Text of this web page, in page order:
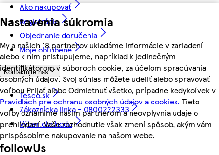
Nastavenia súkromia
My a našich 18 partnerov ukladáme informácie v zariadení
alebo k nim pristupujeme, napríklad k jedinečným
identifikátorom v súboroch cookie, za účelom spracúvania
osobných údajov. Svoj súhlas môžete udeliť alebo spravovať
voľbou Prijať alebo Odmietnuť všetko, prípadne kedykoľvek v
Pravidlách pre ochranu osobných údajov a cookies. Tieto
voľby oznámime našim partnerom a neovplyvnia údaje o
prehliadaní. Vaše rozhodnutie však zmení spôsob, akým vám
prispôsobíme nakupovanie na našom webe.
Ako nakupovať
Registrácia
Objednanie doručenia
Moje obľúbené
Kontaktujte nás
Tesco.sk
Zákaznícka linka - 0800222333
Výber obchodu
followUs